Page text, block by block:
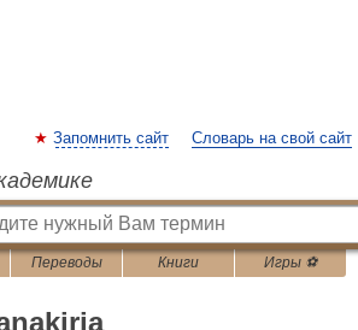
Запомнить сайт Словарь на свой сайт
Переводы Книги Игры ⚽